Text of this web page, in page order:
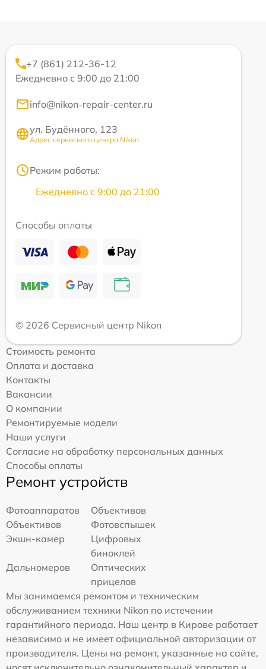
+7 (861) 212-36-12
Ежедневно с 9:00 до 21:00
info@nikon-repair-center.ru
ул. Будённого, 123
Адрес сервисного центра Nikon
Режим работы:
Ежедневно с 9:00 до 21:00
Способы оплаты
© 2026 Сервисный центр Nikon
Стоимость ремонта
Оплата и доставка
Контакты
Вакансии
О компании
Ремонтируемые модели
Наши услуги
Согласие на обработку персональных данных
Способы оплаты
Ремонт устройств
Фотоаппаратов
Объективов
Объективов
Фотовспышек
Экшн-камер
Цифровых
биноклей
Дальномеров
Оптических
прицелов
Мы занимаемся ремонтом и техническим
обслуживанием техники Nikon по истечении
гарантийного периода. Наш центр в Кирове работает
независимо и не имеет официальной авторизации от
производителя. Цены на ремонт, указанные на сайте,